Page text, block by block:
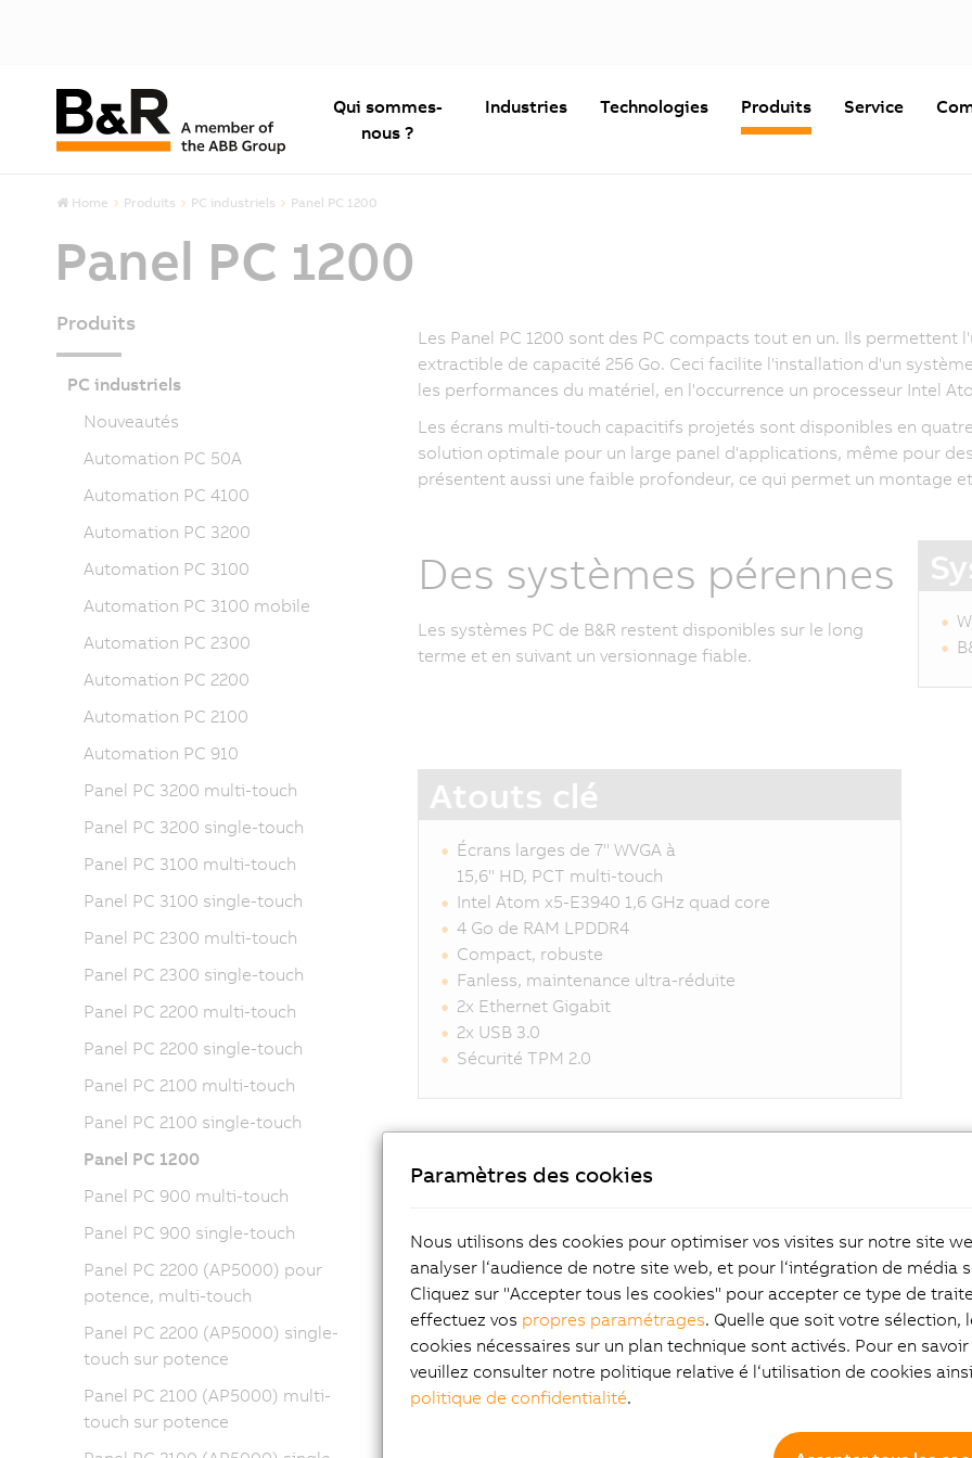
Qui sommes-
nous ?
Industries Technologies Produits Service
Home Produits PC industriels Panel PC 1200
Panel PC 1200
Les Panel PC 1200 sont des PC compacts tout en un. Ils
extractible de capacité 256 Go. Ceci facilite l'installation d'un
les performances du matériel, en l'occurrence un processeur Intel
Les écrans multi-touch capacitifs projetés sont disponibles en
solution optimale pour un large panel d'applications, même pour
présentent aussi une faible profondeur, ce qui permet un montage
Des systèmes pérennes
Les systèmes PC de B&R restent disponibles sur le long
terme et en suivant un versionnage fiable.
Atouts clé
Écrans larges de 7" WVGA à
15,6" HD, PCT multi-touch
Intel Atom x5-E3940 1,6 GHz quad core
4 Go de RAM LPDDR4
Compact, robuste
Fanless, maintenance ultra-réduite
2x Ethernet Gigabit
2x USB 3.0
Sécurité TPM 2.0
Caractéristiques affichage
Composants et
Display variants
Produits
PC industriels
Nouveautés
Automation PC 50A
Automation PC 4100
Automation PC 3200
Automation PC 3100
Automation PC 3100 mobile
Automation PC 2300
Automation PC 2200
Automation PC 2100
Automation PC 910
Panel PC 3200 multi-touch
Panel PC 3200 single-touch
Panel PC 3100 multi-touch
Panel PC 3100 single-touch
Panel PC 2300 multi-touch
Panel PC 2300 single-touch
Panel PC 2200 multi-touch
Panel PC 2200 single-touch
Panel PC 2100 multi-touch
Panel PC 2100 single-touch
Panel PC 1200
Panel PC 900 multi-touch
Panel PC 900 single-touch
Panel PC 2200 (AP5000) pour
potence, multi-touch
Panel PC 2200 (AP5000) single-
touch sur potence
Panel PC 2100 (AP5000) multi-
touch sur potence
Paramètres des cookies
Nous utilisons des cookies pour optimiser vos visites sur notre site
analyser l‘audience de notre site web, et pour l‘intégration de média
Cliquez sur "Accepter tous les cookies" pour accepter ce type de
effectuez vos propres paramétrages. Quelle que soit votre sélection,
cookies nécessaires sur un plan technique sont activés. Pour en
veuillez consulter notre politique relative é l‘utilisation de cookies
politique de confidentialité.